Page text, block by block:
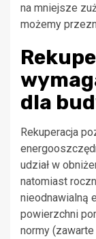
na mniejsze
możemy
dla
Rekuperacja
udział w
natomiast
nieodnawialną
powierzchni
normy